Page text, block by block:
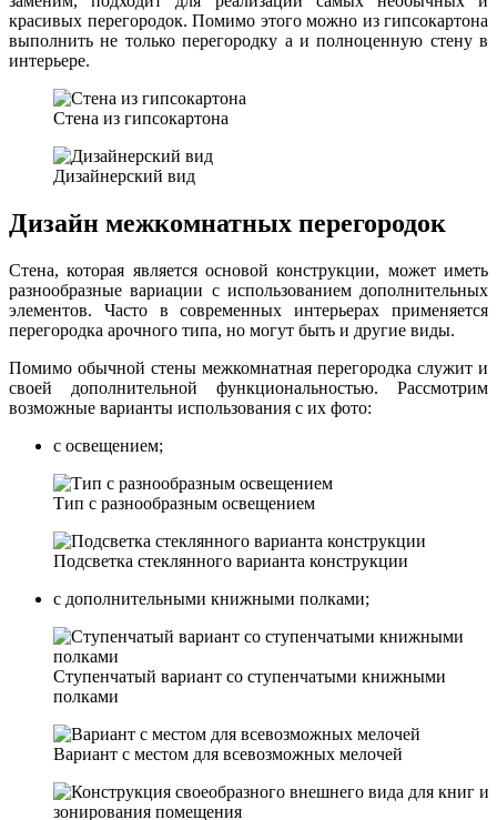
красивых перегородок. Помимо этого можно из гипсокартона
выполнить не только перегородку а и полноценную стену в
интерьере.
Стена из гипсокартона
Дизайнерский вид
Дизайн межкомнатных перегородок
Стена, которая является основой конструкции, может иметь
разнообразные вариации с использованием дополнительных
элементов. Часто в современных интерьерах применяется
перегородка арочного типа, но могут быть и другие виды.
Помимо обычной стены межкомнатная перегородка служит и
своей дополнительной функциональностью. Рассмотрим
возможные варианты использования с их фото:
с освещением;
Тип с разнообразным освещением
Подсветка стеклянного варианта конструкции
с дополнительными книжными полками;
Ступенчатый вариант со ступенчатыми книжными
полками
Вариант с местом для всевозможных мелочей